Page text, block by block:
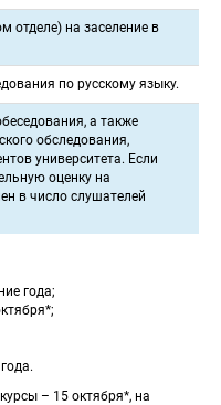
отделе) на заселение в
по русскому языку.
а также
обследования,
университета. Если
оценку на
в число слушателей
года;
– 15 октября*, на